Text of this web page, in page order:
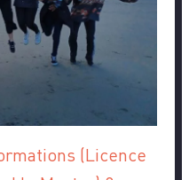
(Licence